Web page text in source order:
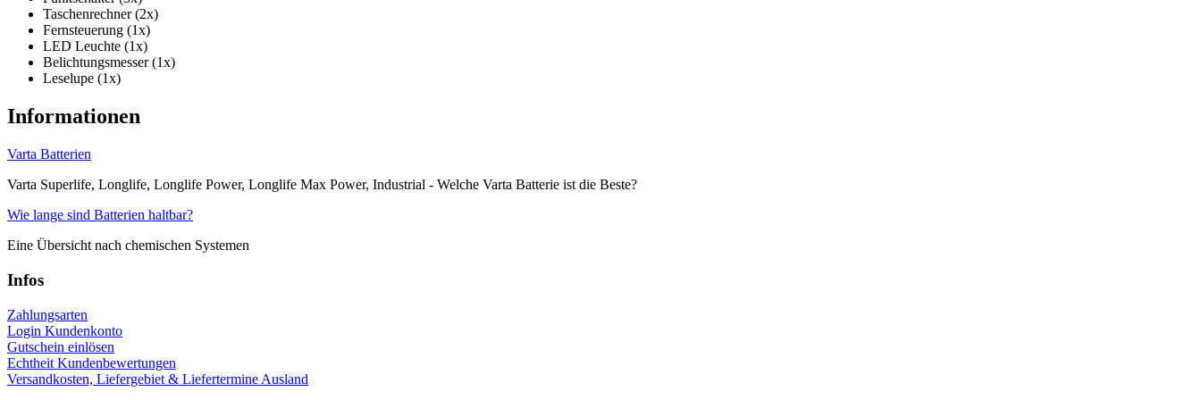
Taschenrechner (2x)
Fernsteuerung (1x)
LED Leuchte (1x)
Belichtungsmesser (1x)
Leselupe (1x)
Informationen
Varta Batterien
Varta Superlife, Longlife, Longlife Power, Longlife Max Power, Industrial - Welche Varta Batterie ist die Beste?
Wie lange sind Batterien haltbar?
Eine Übersicht nach chemischen Systemen
Infos
Zahlungsarten
Login Kundenkonto
Gutschein einlösen
Echtheit Kundenbewertungen
Versandkosten, Liefergebiet & Liefertermine Ausland